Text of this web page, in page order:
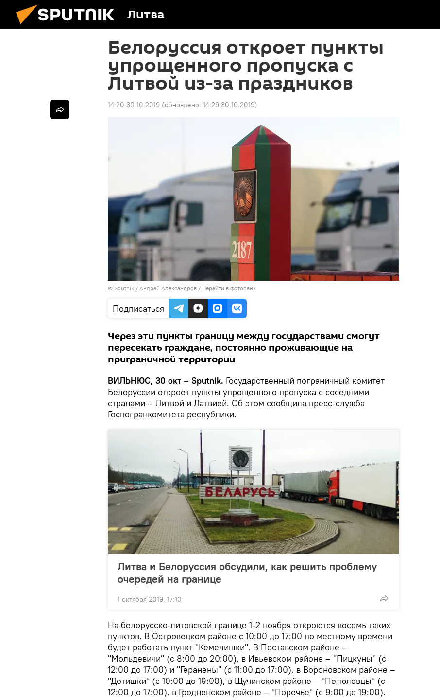
Литва
Белоруссия откроет пункты
упрощенного пропуска с
Литвой из-за праздников
14:20 30.10.2019 (обновлено: 14:29 30.10.2019)
© Sputnik / Андрей Александров / Перейти в фотобанк
Подписаться
Через эти пункты границу между государствами смогут
пересекать граждане, постоянно проживающие на
приграничной территории
ВИЛЬНЮС, 30 окт – Sputnik. Государственный пограничный комитет
Белоруссии откроет пункты упрощенного пропуска с соседними
странами – Литвой и Латвией. Об этом сообщила пресс-служба
Госпогранкомитета республики.
Литва и Белоруссия обсудили, как решить проблему
очередей на границе
1 октября 2019, 17:10
На белорусско-литовской границе 1-2 ноября откроются восемь таких
пунктов. В Островецком районе с 10:00 до 17:00 по местному времени
будет работать пункт "Кемелишки". В Поставском районе –
"Мольдевичи" (с 8:00 до 20:00), в Ивьевском районе – "Пицкуны" (с
12:00 до 17:00) и "Геранены" (с 11:00 до 17:00), в Вороновском районе –
"Дотишки" (с 10:00 до 19:00), в Щучинском районе – "Петюлевцы" (с
12:00 до 17:00), в Гродненском районе – "Поречье" (с 9:00 до 19:00).